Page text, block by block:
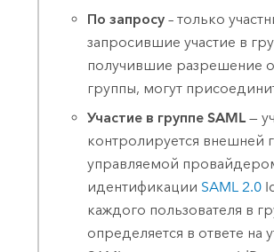
По запросу – только
запросившие участие в
получившие разрешение
группы, могут
Участие в группе SAML —
контролируется внешней
управляемой
идентификации SAML 2.0
каждого пользователя в
определяется в ответе на